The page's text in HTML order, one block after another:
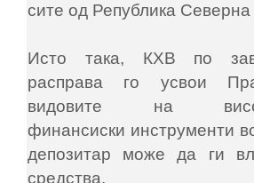
сите од Република Северна
Исто така, КХВ по
расправа го усвои
видовите на
финансиски инструменти
депозитар може да ги
средства.